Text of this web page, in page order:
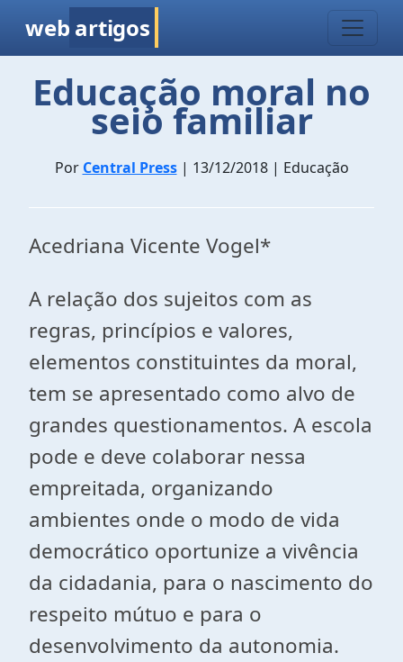
web artigos
Educação moral no
seio familiar
Por Central Press| 13/12/2018 | Educação
Acedriana Vicente Vogel*
A relação dos sujeitos com as
regras, princípios e valores,
elementos constituintes da moral,
tem se apresentado como alvo de
grandes questionamentos. A escola
pode e deve colaborar nessa
empreitada, organizando
ambientes onde o modo de vida
democrático oportunize a vivência
da cidadania, para o nascimento do
respeito mútuo e para o
desenvolvimento da autonomia.